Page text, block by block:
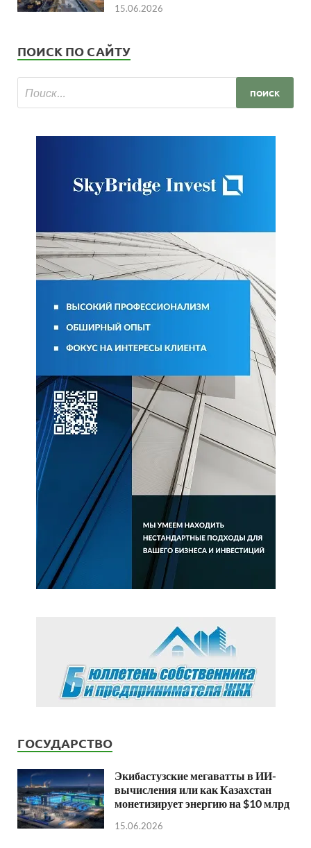
15.06.2026
ПОИСК ПО САЙТУ
ГОСУДАРСТВО
Экибастузские мегаватты в ИИ-
вычисления или как Казахстан
монетизирует энергию на $10 млрд
15.06.2026